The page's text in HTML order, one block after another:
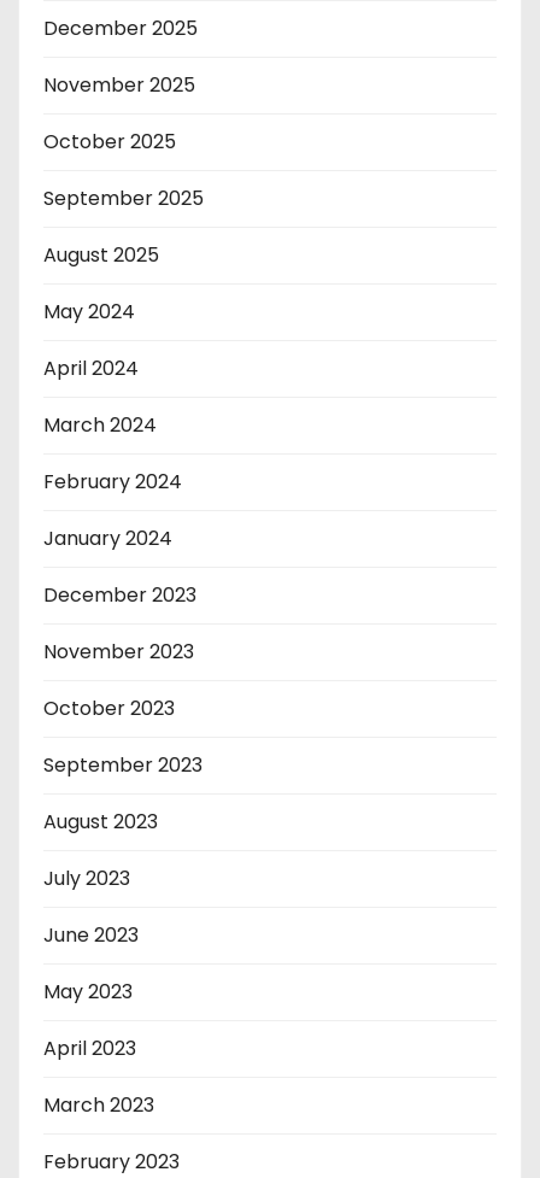
December 2025
November 2025
October 2025
September 2025
August 2025
May 2024
April 2024
March 2024
February 2024
January 2024
December 2023
November 2023
October 2023
September 2023
August 2023
July 2023
June 2023
May 2023
April 2023
March 2023
February 2023